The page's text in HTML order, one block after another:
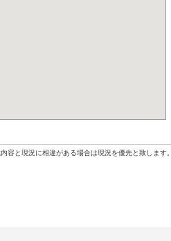
容と現況に相違がある場合は現況を優先と致します。